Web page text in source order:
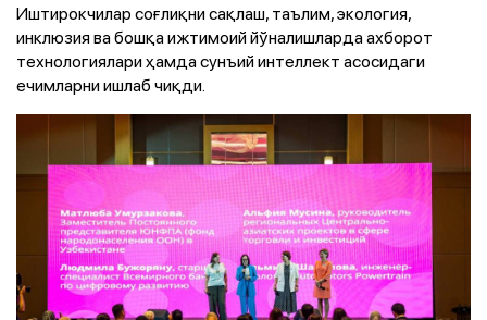
Иштирокчилар соғлиқни сақлаш, таълим, экология,
инклюзия ва бошқа ижтимоий йўналишларда ахборот
технологиялари ҳамда сунъий интеллект асосидаги
ечимларни ишлаб чиқди.